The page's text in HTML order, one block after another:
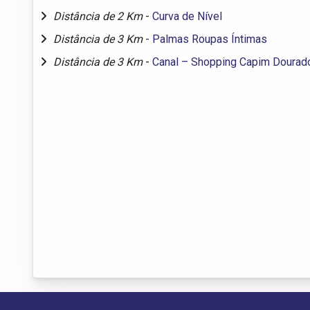
Distância de 2 Km - Curva de Nível
Distância de 3 Km - Palmas Roupas Íntimas
Distância de 3 Km - Canal – Shopping Capim